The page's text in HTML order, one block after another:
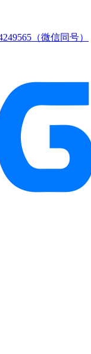
（微信同号）